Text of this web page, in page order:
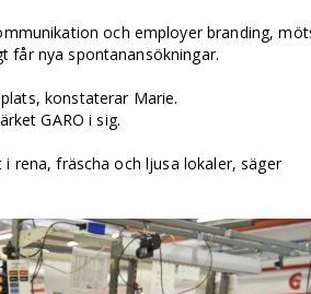
och employer branding,
nya spontanansökningar.
­konstaterar Marie.
GARO i sig.
rena, fräscha och ljusa lokaler, säger